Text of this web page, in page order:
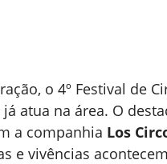
o 4º Festival de
atua na área. O
a companhia Los
e vivências